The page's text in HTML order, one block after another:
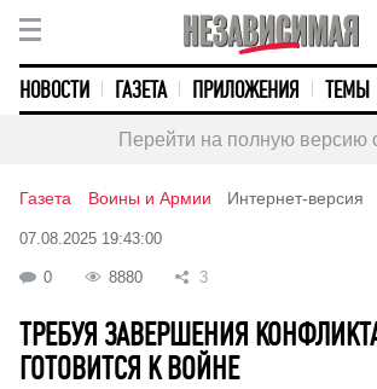
НОВОСТИ ГАЗЕТА ПРИЛОЖЕНИЯ ТЕМЫ
Перейти на полную версию
Газета Воины и Армии Интернет-версия
07.08.2025 19:43:00
0 8880 3
ТРЕБУЯ ЗАВЕРШЕНИЯ
ГОТОВИТСЯ К ВОЙНЕ